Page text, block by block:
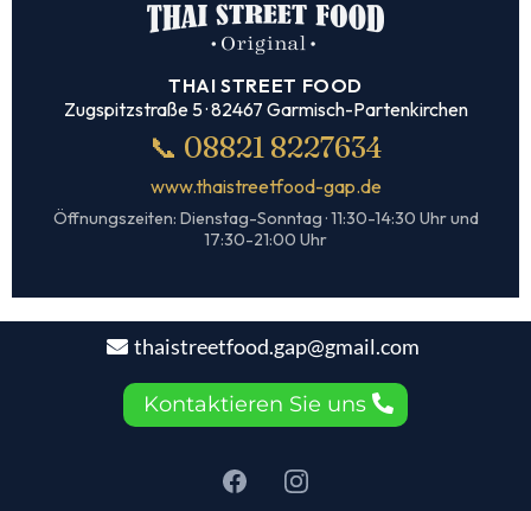
THAI STREET FOOD
Zugspitzstraße 5 · 82467 Garmisch-Partenkirchen
📞 08821 8227634
www.thaistreetfood-gap.de
Öffnungszeiten: Dienstag-Sonntag · 11:30-14:30 Uhr und
17:30-21:00 Uhr
thaistreetfood.gap@gmail.com
Kontaktieren Sie uns